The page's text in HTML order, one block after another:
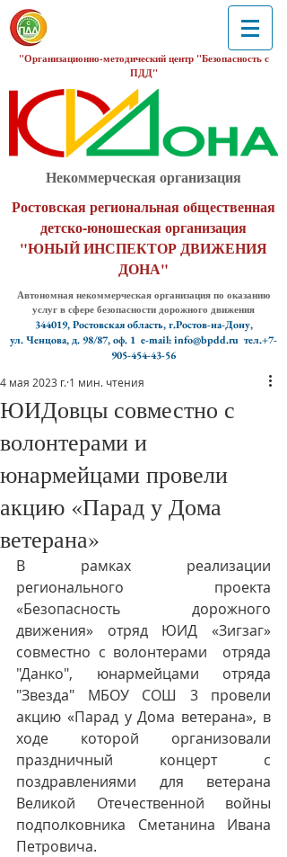
"Организационно-методический центр "Безопасность с
ПДД"
Некоммерческая организация
Ростовская региональная общественная
детско-юношеская организация
"ЮНЫЙ ИНСПЕКТОР ДВИЖЕНИЯ
ДОНА"
Автономная некоммерческая организация по оказанию
услуг в сфере безопасности дорожного движения
344019, Ростовская область, г.Ростов-на-Дону,
ул. Ченцова, д. 98/87, оф. 1 e-mail: info@bpdd.ru тел.+7-
905-454-43-56
ЮИДовцы совместно с
волонтерами и
юнармейцами провели
акцию «Парад у Дома
ветерана»
4 мая 2023 г. 1 мин. чтения
В рамках реализации
регионального проекта
«Безопасность дорожного
движения» отряд ЮИД «Зигзаг»
совместно с волонтерами  отряда
"Данко", юнармейцами отряда
"Звезда" МБОУ СОШ 3 провели
акцию «Парад у Дома ветерана», в
ходе которой организовали
праздничный концерт с
поздравлениями для ветерана
Великой Отечественной войны
подполковника Сметанина Ивана
Петровича.